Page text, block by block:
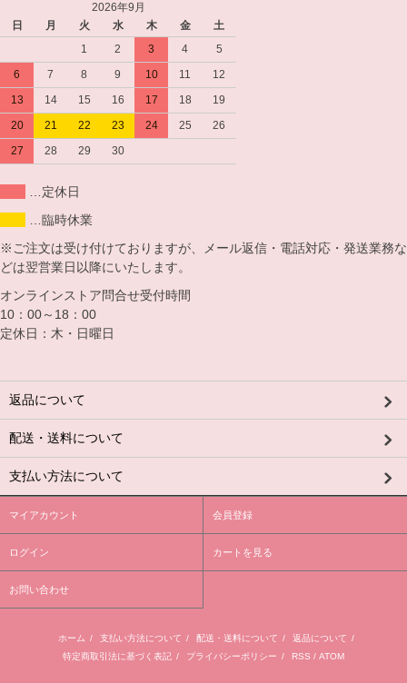
2026年9月
日
月 火 水 木 金
土
1
2 3 4
5
6
7 8 9 10 11
12
13
14 15 16 17 18
19
20
21 22 23 24 25
26
27
28 29 30
…定休日
…臨時休業
※ご注文は受け付けておりますが、メール返信・電話対応・発送業務な
どは翌営業日以降にいたします。
オンラインストア問合せ受付時間
10：00～18：00
定休日：木・日曜日
返品について
配送・送料について
支払い方法について
マイアカウント 会員登録
ログイン カートを見る
お問い合わせ
ホーム / 支払い方法について / 配送・送料について / 返品について /
特定商取引法に基づく表記 / プライバシーポリシー / RSS / ATOM